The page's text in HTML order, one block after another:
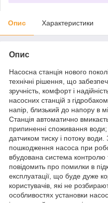
Опис Характеристики
Опис
Насосна станція нового
технічні рішення, що
зручність, комфорт і
насосних станцій з
напір, близький до напору в
Станція автоматично
припиненні споживання
датчиком тиску і потоку води.
пошкодження насоса при
вбудована система контролю
повідомить про помилки в
експлуатації, що буде дуже
користувачів, які не
особливостях установки